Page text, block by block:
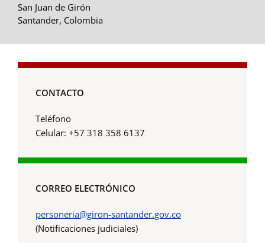
San Juan de Girón
Santander, Colombia
CONTACTO
Teléfono
Celular: +57 318 358 6137
CORREO ELECTRÓNICO
personeria@giron-santander.gov.co
(Notificaciones judiciales)